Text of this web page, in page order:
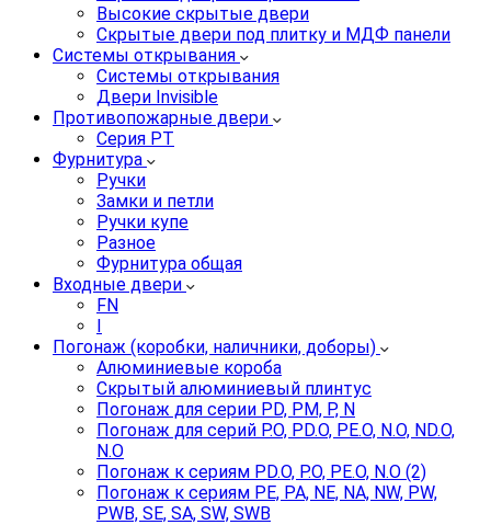
Высокие скрытые двери
Скрытые двери под плитку и МДФ панели
Системы открывания
Системы открывания
Двери Invisible
Противопожарные двери
Серия PT
Фурнитура
Ручки
Замки и петли
Ручки купе
Разное
Фурнитура общая
Входные двери
FN
I
Погонаж (коробки, наличники, доборы)
Алюминиевые короба
Скрытый алюминиевый плинтус
Погонаж для серии PD, PM, P, N
Погонаж для серий P.O, PD.O, PE.O, N.O, ND.O,
N.O
Погонаж к сериям PD.O, P.O, PE.O, N.O (2)
Погонаж к сериям PE, PA, NE, NA, NW, PW,
PWB, SE, SA, SW, SWB